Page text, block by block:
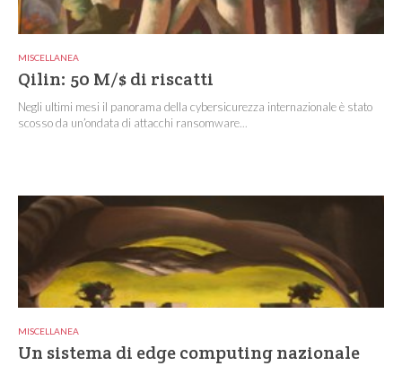
MISCELLANEA
Qilin: 50 M/$ di riscatti
Negli ultimi mesi il panorama della cybersicurezza internazionale è stato
scosso da un’ondata di attacchi ransomware...
MISCELLANEA
Un sistema di edge computing nazionale